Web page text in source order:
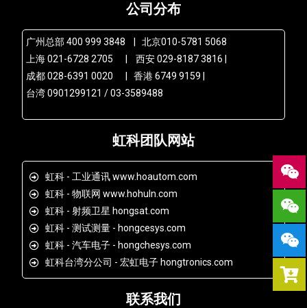
公司分布
广州总部 400 999 3848 | 北京010-5781 5068
上海 021-6728 2705 | 西安 029-8187 3816 |
成都 028-6391 0020 | 香港 6749 9159 |
台湾 0901299121 / 03-3589488
虹科团队网站
虹科 - 工业通讯 www.hoautom.com
虹科 - 物联网 www.hohuln.com
虹科 - 射频卫星 hongsat.com
虹科 - 测试测量 - hongcesys.com
虹科 - 汽车电子 - hongchesys.com
虹科台湾分公司 - 宏虹电子 hongtronics.com
联系我们